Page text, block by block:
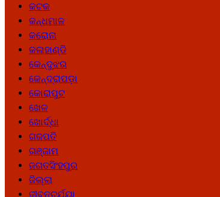
କଟକ
କନ୍ଧମାଳ
କରୋନା
କଳାହାଣ୍ଡି
କେନ୍ଦୁଝର
କେନ୍ଦ୍ରାପଡ଼ା
କୋରାପୁଟ
ଖେଳ
ଖୋର୍ଦ୍ଧା
ଗଜପତି
ଗଞ୍ଜାମ
ଜଗତସିଂହପୁର
ଜିଲ୍ଲା
ଜୀବନଚର୍ଯ୍ୟା